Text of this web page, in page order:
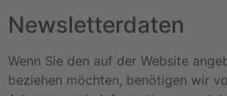
Newsletterdaten
Wenn Sie den auf der Website
beziehen möchten, benötigen wir